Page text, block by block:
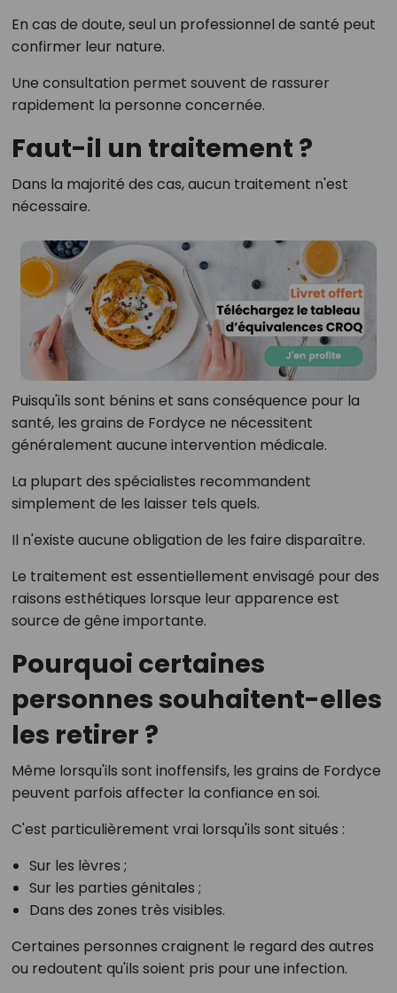
En cas de doute, seul un professionnel de santé peut
confirmer leur nature.
Une consultation permet souvent de rassurer
rapidement la personne concernée.
Faut-il un traitement ?
Dans la majorité des cas, aucun traitement n'est
nécessaire.
Puisqu'ils sont bénins et sans conséquence pour la
santé, les grains de Fordyce ne nécessitent
généralement aucune intervention médicale.
La plupart des spécialistes recommandent
simplement de les laisser tels quels.
Il n'existe aucune obligation de les faire disparaître.
Le traitement est essentiellement envisagé pour des
raisons esthétiques lorsque leur apparence est
source de gêne importante.
Pourquoi certaines
personnes souhaitent-elles
les retirer ?
Même lorsqu'ils sont inoffensifs, les grains de Fordyce
peuvent parfois affecter la confiance en soi.
C'est particulièrement vrai lorsqu'ils sont situés :
Sur les lèvres ;
Sur les parties génitales ;
Dans des zones très visibles.
Certaines personnes craignent le regard des autres
ou redoutent qu'ils soient pris pour une infection.